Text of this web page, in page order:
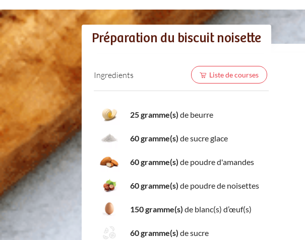
Préparation du biscuit noisette
Ingredients Liste de courses
25 gramme(s) de beurre
60 gramme(s) de sucre glace
60 gramme(s) de poudre d'amandes
60 gramme(s) de poudre de noisettes
150 gramme(s) de blanc(s) d’œuf(s)
60 gramme(s) de sucre